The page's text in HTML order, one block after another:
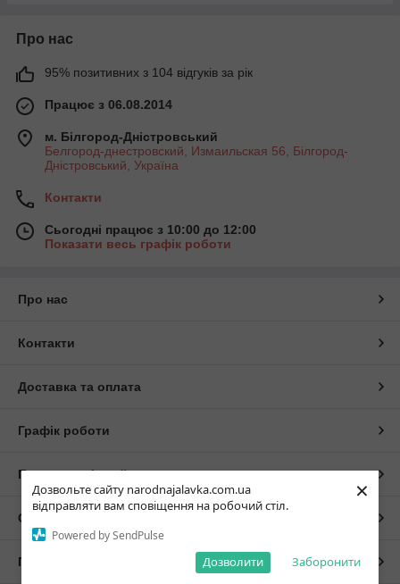
Дозвольте сайту narodnajalavka.com.ua
відправляти вам сповіщення на робочий стіл.
Powered by SendPulse
Заборонити
Дозволити
×
Про нас
95% позитивних з 104 відгуків за рік
Працює з 06.08.2014
м. Білгород-Дністровський
Белгород-днестровский, Измаильская 56, Білгород-
Дністровський, Україна
Контакти
Сьогодні працює з 10:00 до 12:00
Показати весь графік роботи
Про нас
Контакти
Доставка та оплата
Графік роботи
Повна версія сайту
Сайт створено на маркетплейсі
Політика конфіденційності